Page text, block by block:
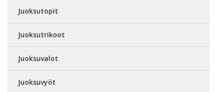
Juoksutopit
Juoksutrikoot
Juoksuvalot
Juoksuvyöt